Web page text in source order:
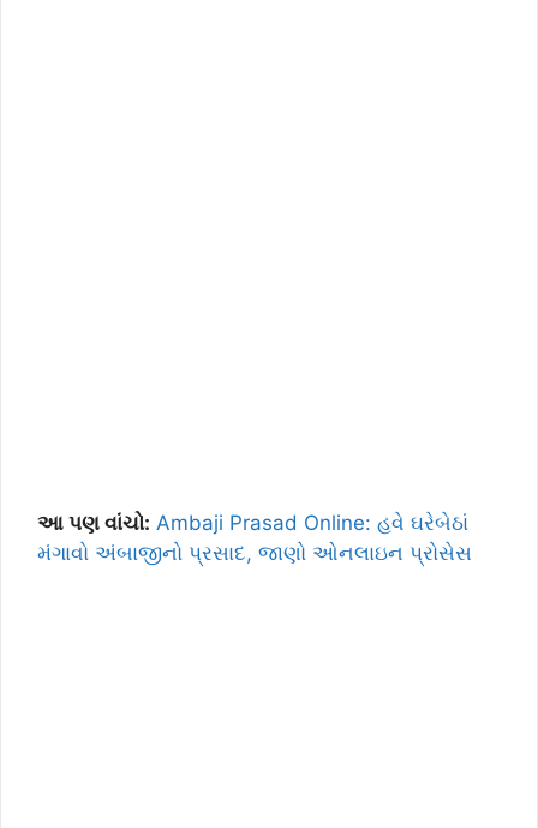
આ પણ વાંચો: Ambaji Prasad Online: હવે ઘરેબેઠાં
મંગાવો અંબાજીનો પ્રસાદ, જાણો ઓનલાઇન પ્રોસેસ